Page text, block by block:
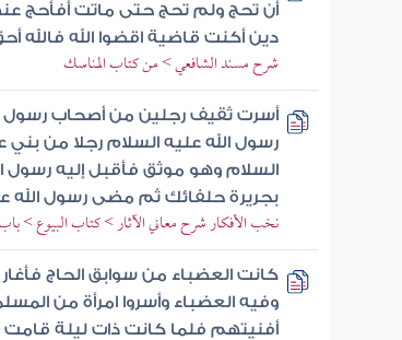
أن تحج ولم تحج حتى ماتت أفأحج
دين أكنت قاضية اقضوا الله فالله
شرح مسند الشافعي > من كتاب المناسك
أسرت ثقيف رجلين من أصحاب رسول
رسول الله عليه السلام رجلا من
السلام وهو موثق فأقبل إليه رسول
بجريرة حلفائك ثم مضى رسول الله
نخب الأفكار شرح معاني الآثار > كتاب البيوع > باب
كانت العضباء من سوابق الحاج
وفيه العضباء وأسروا امرأة من
أفنيتهم فلما كانت ذات ليلة قامت